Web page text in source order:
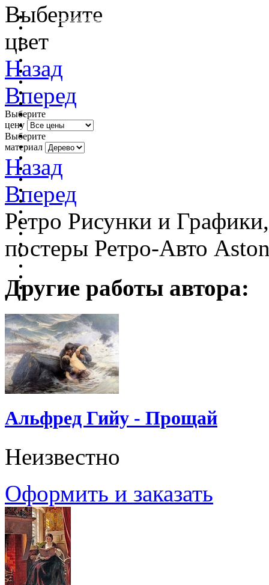
очистить фильтр цвета
Выберите
цвет
Назад
Вперед
Выберите
цену
Выберите
материал
Назад
Вперед
Ретро Рисунки и
постеры Ретро-Авто
Другие работы автора:
Альфред Гийу - Прощай
Неизвестно
Оформить и заказать